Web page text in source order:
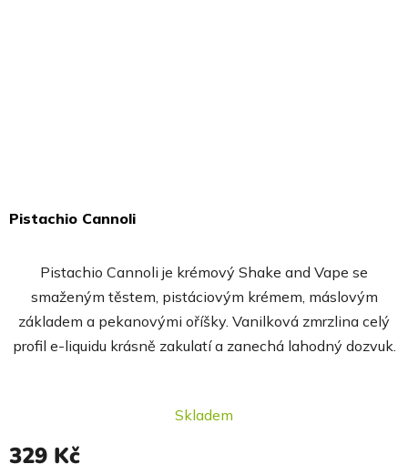
Pistachio Cannoli
Pistachio Cannoli je krémový Shake and Vape se
smaženým těstem, pistáciovým krémem, máslovým
základem a pekanovými oříšky. Vanilková zmrzlina celý
profil e-liquidu krásně zakulatí a zanechá lahodný dozvuk.
Skladem
hodnocení
produktu
je
4,7
329 Kč